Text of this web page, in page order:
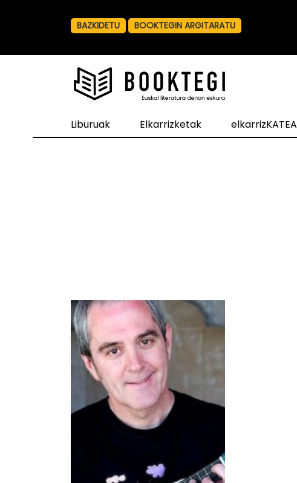
BAZKIDETU BOOKTEGIN ARGITARATU
Liburuak Elkarrizketak elkarrizKATEA